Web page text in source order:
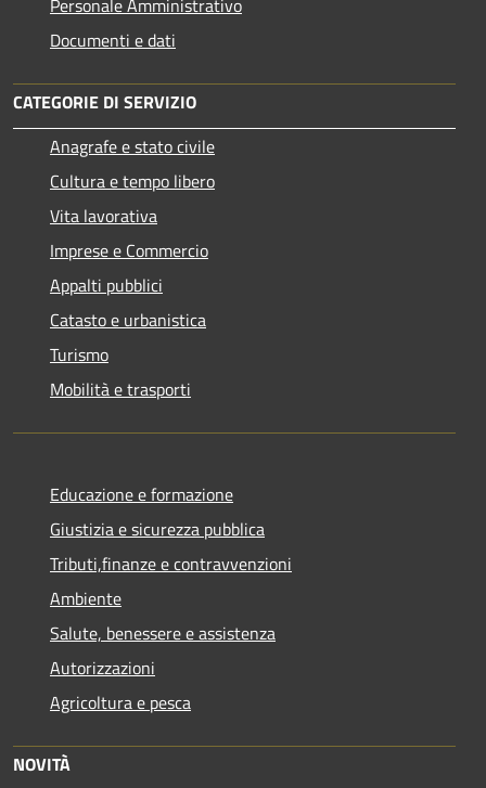
Documenti e dati
CATEGORIE DI SERVIZIO
Anagrafe e stato civile
Cultura e tempo libero
Vita lavorativa
Imprese e Commercio
Appalti pubblici
Catasto e urbanistica
Turismo
Mobilità e trasporti
Educazione e formazione
Giustizia e sicurezza pubblica
Tributi,finanze e contravvenzioni
Ambiente
Salute, benessere e assistenza
Autorizzazioni
Agricoltura e pesca
NOVITÀ